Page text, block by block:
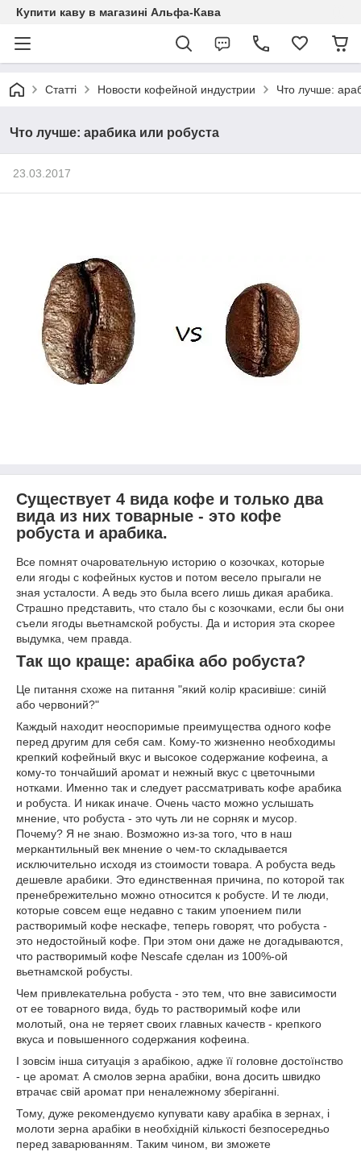
Купити каву в магазині Альфа-Кава
Статті Новости кофейной индустрии Что лучше:
Что лучше: арабика или робуста
23.03.2017
Существует 4 вида кофе и только два
вида из них товарные - это кофе
робуста и арабика.
Все помнят очаровательную историю о козочках, которые
ели ягоды с кофейных кустов и потом весело прыгали не
зная усталости. А ведь это была всего лишь дикая арабика.
Страшно представить, что стало бы с козочками, если бы они
съели ягоды вьетнамской робусты. Да и история эта скорее
выдумка, чем правда.
Так що краще: арабіка або робуста?
Це питання схоже на питання "який колір красивіше: синій
або червоний?"
Каждый находит неоспоримые преимущества одного кофе
перед другим для себя сам. Кому-то жизненно необходимы
крепкий кофейный вкус и высокое содержание кофеина, а
кому-то тончайший аромат и нежный вкус с цветочными
нотками. Именно так и следует рассматривать кофе арабика
и робуста. И никак иначе. Очень часто можно услышать
мнение, что робуста - это чуть ли не сорняк и мусор.
Почему? Я не знаю. Возможно из-за того, что в наш
меркантильный век мнение о чем-то складывается
исключительно исходя из стоимости товара. А робуста ведь
дешевле арабики. Это единственная причина, по которой так
пренебрежительно можно относится к робусте. И те люди,
которые совсем еще недавно с таким упоением пили
растворимый кофе нескафе, теперь говорят, что робуста -
это недостойный кофе. При этом они даже не догадываются,
что растворимый кофе Nescafe сделан из 100%-ой
вьетнамской робусты.
Чем привлекательна робуста - это тем, что вне зависимости
от ее товарного вида, будь то растворимый кофе или
молотый, она не теряет своих главных качеств - крепкого
вкуса и повышенного содержания кофеина.
І зовсім інша ситуація з арабікою, адже її головне достоїнство
- це аромат. А смолов зерна арабіки, вона досить швидко
втрачає свій аромат при неналежному зберіганні.
Тому, дуже рекомендуємо купувати каву арабіка в зернах, і
молоти зерна арабіки в необхідній кількості безпосередньо
перед заварюванням. Таким чином, ви зможете